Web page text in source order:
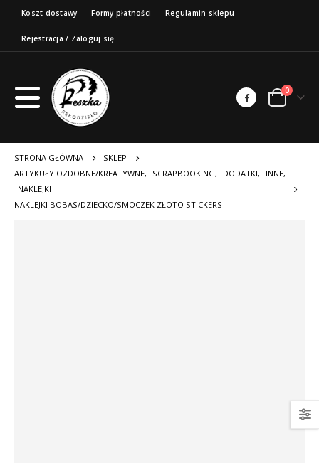
Koszt dostawy Formy płatności Regulamin sklepu
Rejestracja / Zaloguj się
0
STRONA GŁÓWNA
SKLEP
ARTYKUŁY OZDOBNE/KREATYWNE, SCRAPBOOKING, DODATKI, INNE,
NAKLEJKI
NAKLEJKI BOBAS/DZIECKO/SMOCZEK ZŁOTO STICKERS